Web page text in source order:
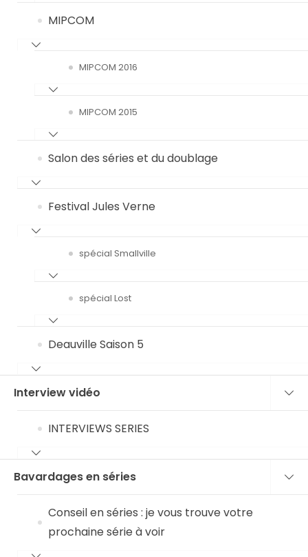
MIPCOM
MIPCOM 2016
MIPCOM 2015
Salon des séries et du doublage
Festival Jules Verne
spécial Smallville
spécial Lost
Deauville Saison 5
Interview vidéo
INTERVIEWS SERIES
Bavardages en séries
Conseil en séries : je vous trouve votre
prochaine série à voir